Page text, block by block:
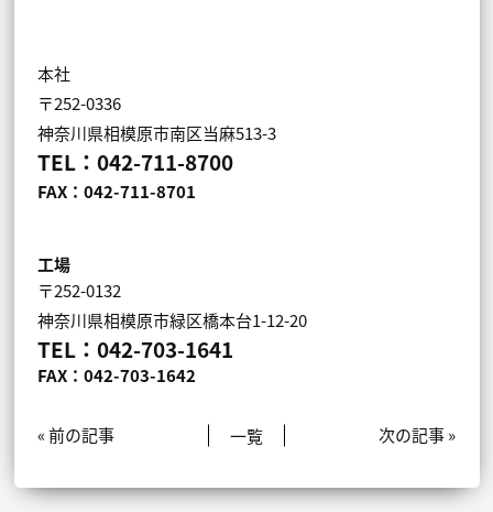
本社
〒252-0336
神奈川県相模原市南区当麻513-3
TEL：042-711-8700
FAX：042-711-8701
工場
〒252-0132
神奈川県相模原市緑区橋本台1-12-20
TEL：042-703-1641
FAX：042-703-1642
« 前の記事 次の記事 »
一覧